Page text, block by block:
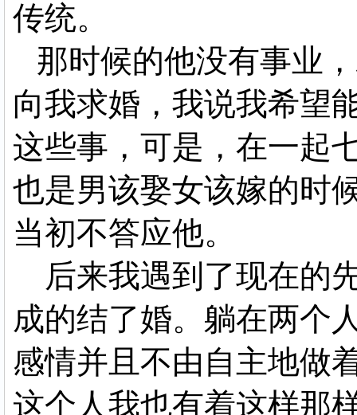
传统。
那时候的他没有事业
向我求婚，我说我希望
这些事，可是，在一起
也是男该娶女该嫁的时
当初不答应他。
后来我遇到了现在的
成的结了婚。躺在两个
感情并且不由自主地做
这个人我也有着这样那